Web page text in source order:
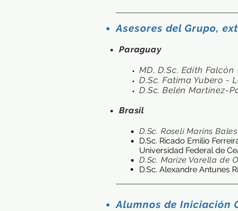
Asesores del Grupo,
Paraguay
MD, D.Sc. Edith
D.Sc. Fatima Yubero -
D.Sc. Belén Martínez-
Brasil
D.Sc. Roseli Marins
D.Sc. Ricado Emilio
Universidad Federal de
D.Sc. Marize Varella de
D.Sc. Alexandre Antunes
Alumnos de Iniciación